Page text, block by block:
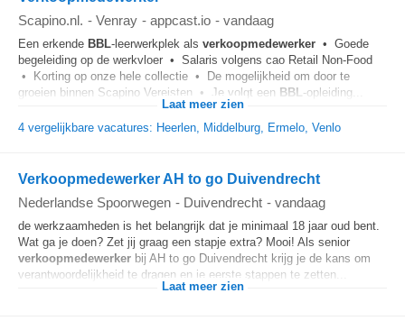
Scapino.nl. - Venray - appcast.io - vandaag
Een erkende BBL-leerwerkplek als verkoopmedewerker • Goede
begeleiding op de werkvloer • Salaris volgens cao Retail Non-Food
• Korting op onze hele collectie • De mogelijkheid om door te
groeien binnen Scapino Vereisten • Je volgt een BBL ‑opleiding...
Laat meer zien
4 vergelijkbare vacatures: Heerlen, Middelburg, Ermelo, Venlo
Verkoopmedewerker AH to go Duivendrecht
Nederlandse Spoorwegen - Duivendrecht - vandaag
de werkzaamheden is het belangrijk dat je minimaal 18 jaar oud bent.
Wat ga je doen? Zet jij graag een stapje extra? Mooi! Als senior
verkoopmedewerker bij AH to go Duivendrecht krijg je de kans om
verantwoordelijkheid te dragen en je eerste stappen te zetten...
Laat meer zien